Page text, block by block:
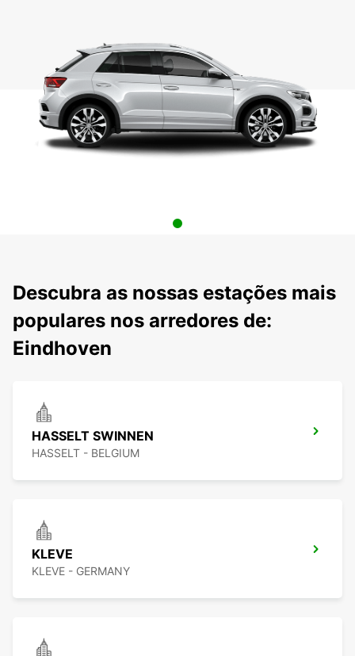
Descubra as nossas estações mais
populares nos arredores de:
Eindhoven
HASSELT SWINNEN
HASSELT - BELGIUM
KLEVE
KLEVE - GERMANY